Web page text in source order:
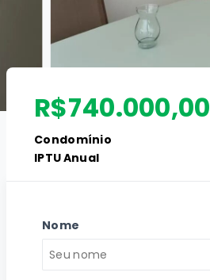
R$740.000,00
Condomínio
IPTU Anual
Nome